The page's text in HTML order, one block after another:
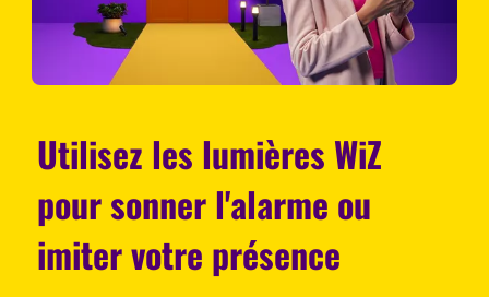
Utilisez les lumières WiZ
pour sonner l'alarme ou
imiter votre présence